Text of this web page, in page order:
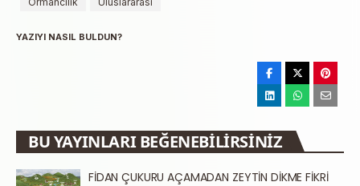
YAZIYI NASIL BULDUN?
BU YAYINLARI BEĞENEBILIRSINIZ
FİDAN ÇUKURU AÇAMADAN ZEYTİN DİKME FİKRİ